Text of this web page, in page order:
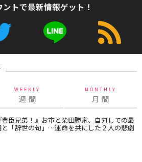
トで最新情報ゲット！
WEEKLY
週 間
MONTHLY
月 間
豊臣兄弟！』お市と柴田勝家、自刃しての最
と「辞世の句」…運命を共にした２人の悲劇